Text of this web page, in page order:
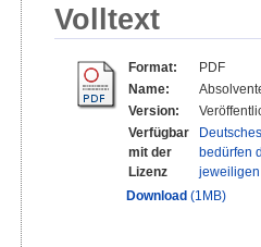
Volltext
Format:
PDF
Name:
Version:
Verfügbar
mit der
Lizenz
bedürfen
Download (1MB)